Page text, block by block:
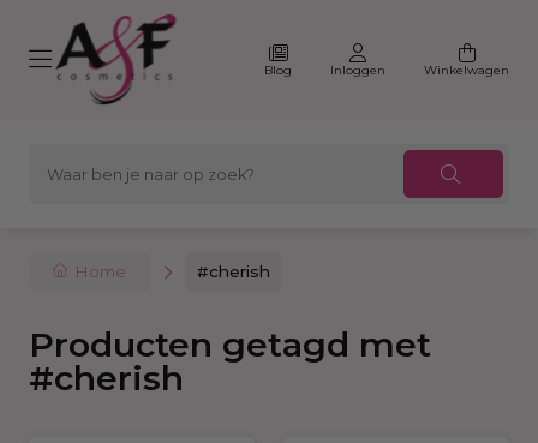
Blog Inloggen Winkelwagen
Home #cherish
Producten getagd met
#cherish